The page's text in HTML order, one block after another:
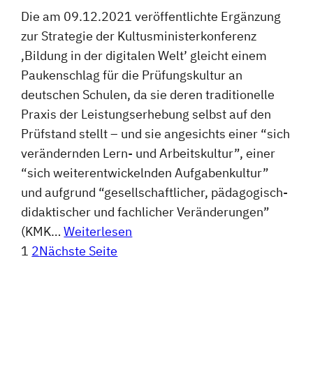
Die am 09.12.2021 veröffentlichte Ergänzung
zur Strategie der Kultusministerkonferenz
‚Bildung in der digitalen Welt’ gleicht einem
Paukenschlag für die Prüfungskultur an
deutschen Schulen, da sie deren traditionelle
Praxis der Leistungserhebung selbst auf den
Prüfstand stellt – und sie angesichts einer “sich
verändernden Lern- und Arbeitskultur”, einer
“sich weiterentwickelnden Aufgabenkultur”
und aufgrund “gesellschaftlicher, pädagogisch-
didaktischer und fachlicher Veränderungen”
(KMK…Weiterlesen
1 2Nächste Seite